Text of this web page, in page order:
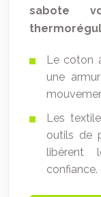
sabote
Le coton
une
Les
outils de
libèrent
confiance.